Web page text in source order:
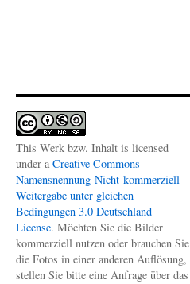
This Werk bzw. Inhalt is licensed
under a Creative Commons
Namensnennung-Nicht-kommerziell-
Weitergabe unter gleichen
Bedingungen 3.0 Deutschland
License. Möchten Sie die Bilder
kommerziell nutzen oder brauchen Sie
die Fotos in einer anderen Auflösung,
stellen Sie bitte eine Anfrage über das